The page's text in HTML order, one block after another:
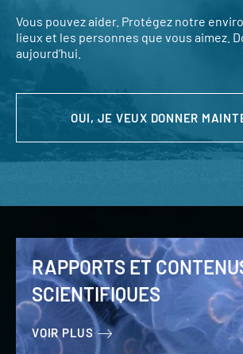
Vous pouvez aider. Protégez notre
lieux et les personnes que vous aimez.
aujourd’hui.
OUI, JE VEUX DONNER
RAPPORTS ET
SCIENTIFIQUES
VOIR PLUS